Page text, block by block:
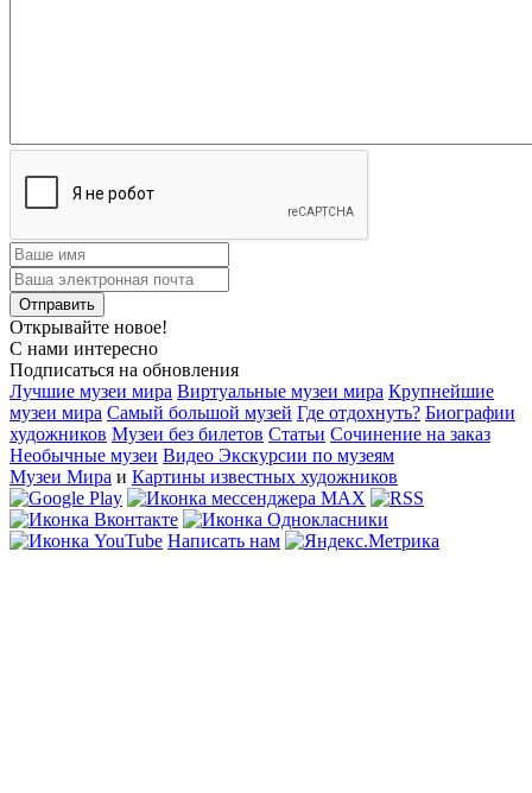
Открывайте новое!
С нами интересно
Подписаться на обновления
Лучшие музеи мира Виртуальные музеи мира Крупнейшие
музеи мира Самый большой музей Где отдохнуть? Биографии
художников Музеи без билетов Статьи Сочинение на заказ
Необычные музеи Видео Экскурсии по музеям
Музеи Мира и Картины известных художников
Написать нам